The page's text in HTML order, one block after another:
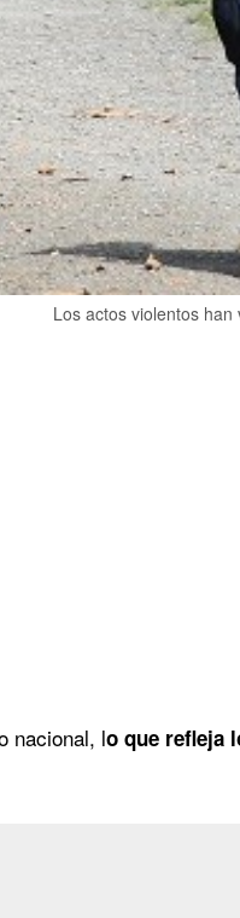
Los actos violentos
nacional, lo que refleja